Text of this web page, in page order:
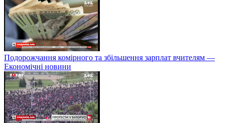
Подорожчання комірного та збільшення зарплат вчителям —
Економічні новини